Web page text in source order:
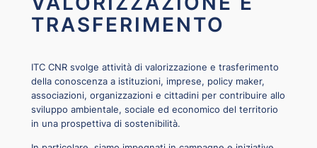
TRASFERIMENTO
ITC CNR svolge attività di valorizzazione e trasferimento
della conoscenza a istituzioni, imprese, policy maker,
associazioni, organizzazioni e cittadini per contribuire allo
sviluppo ambientale, sociale ed economico del territorio
in una prospettiva di sostenibilità.